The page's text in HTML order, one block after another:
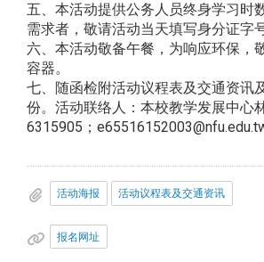
五、本活动提供公务人员终身学习时
需求者，敬请活动当天填写身分证字
六、本活动敬备午餐，为响应环保，
容器。
七、随函检附活动议程表及交通资讯
份。活动联络人：本校教学发展中心
6315905；
活动海报 活动议程表及交通资讯
报名网址